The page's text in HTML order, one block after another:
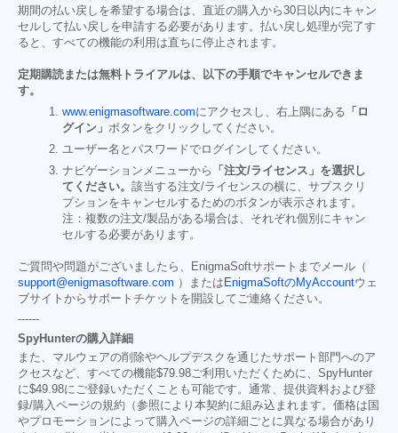
期間の払い戻しを希望する場合は、直近の購入から30日以内にキャン
セルして払い戻しを申請する必要があります。払い戻し処理が完了す
ると、すべての機能の利用は直ちに停止されます。
定期購読または無料トライアルは、以下の手順でキャンセルできま
す。
www.enigmasoftware.comにアクセスし、右上隅にある 「ロ
グイン」 ボタンをクリックしてください。
ユーザー名とパスワードでログインしてください。
ナビゲーションメニューから
「注文/ライセンス」を選択し
てください。 該当する注文/ライセンスの横に、サブスクリ
プションをキャンセルするためのボタンが表示されます。
注：複数の注文/製品がある場合は、それぞれ個別にキャン
セルする必要があります。
ご質問や問題がございましたら、EnigmaSoftサポートまでメール（
support@enigmasoftware.com ）または EnigmaSoftのMyAccountウェ
ブサイトからサポートチケットを開設してご連絡ください。
------
SpyHunterの購入詳細
また、マルウェアの削除やヘルプデスクを通じたサポート部門へのア
クセスなど、すべての機能$79.98ご利用いただくために、SpyHunter
に$49.98にご登録いただくことも可能です。通常、提供資料および登
録/購入ページの規約（参照により本契約に組み込まれます。価格は国
やプロモーションによって購入ページの詳細ごとに異なる場合があり